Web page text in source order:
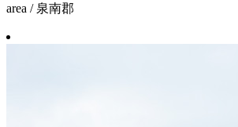
area / 泉南郡